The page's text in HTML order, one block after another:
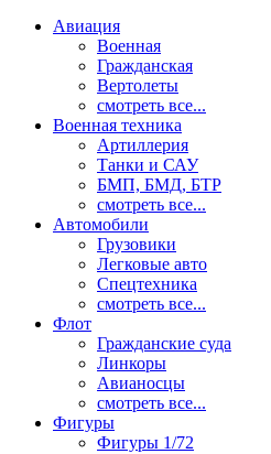
Авиация
Военная
Гражданская
Вертолеты
смотреть все...
Военная техника
Артиллерия
Танки и САУ
БМП, БМД, БТР
смотреть все...
Автомобили
Грузовики
Легковые авто
Спецтехника
смотреть все...
Флот
Гражданские суда
Линкоры
Авианосцы
смотреть все...
Фигуры
Фигуры 1/72